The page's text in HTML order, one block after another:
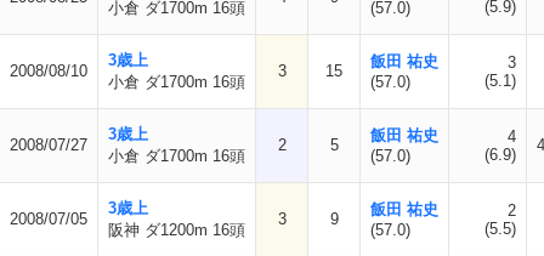
小倉 ダ1700m 16頭
(57.0)
(5.9)
2008/08/10
3歳上
小倉 ダ1700m 16頭
3 15
飯田 祐史
(57.0)
3
(5.1)
2008/07/27
3歳上
小倉 ダ1700m 16頭
2 5
飯田 祐史
(57.0)
4
(6.9)
2008/07/05
3歳上
阪神 ダ1200m 16頭
3 9
飯田 祐史
(57.0)
2
(5.5)